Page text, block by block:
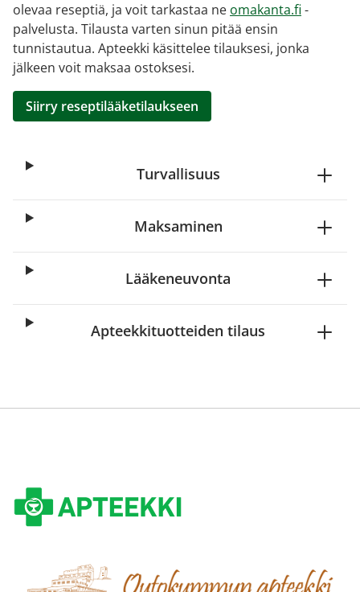
olevaa reseptiä, ja voit tarkastaa ne omakanta.fi -
palvelusta. Tilausta varten sinun pitää ensin
tunnistautua. Apteekki käsittelee tilauksesi, jonka
jälkeen voit maksaa ostoksesi.
Siirry reseptilääketilaukseen
Turvallisuus
Maksaminen
Lääkeneuvonta
Apteekkituotteiden tilaus